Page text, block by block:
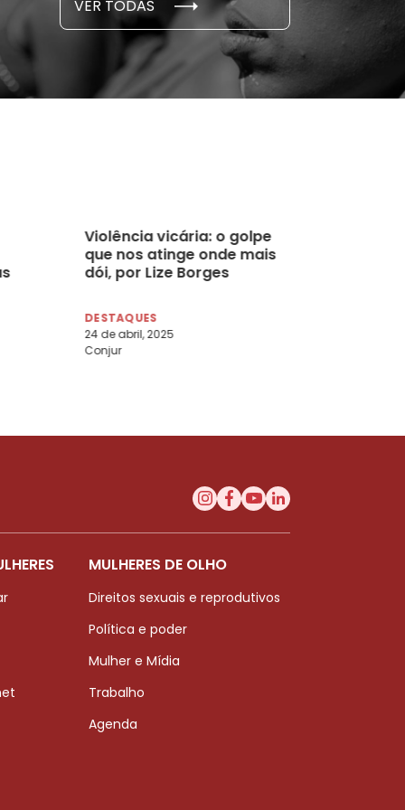
VER TODAS
novembro, 2021
Violência vicária: o golpe
que nos atinge onde mais
dói, por Lize Borges
DESTAQUES
24 de abril, 2025
Conjur
MULHERES DE OLHO
Direitos sexuais e reprodutivos
Política e poder
Mulher e Mídia
Trabalho
Agenda